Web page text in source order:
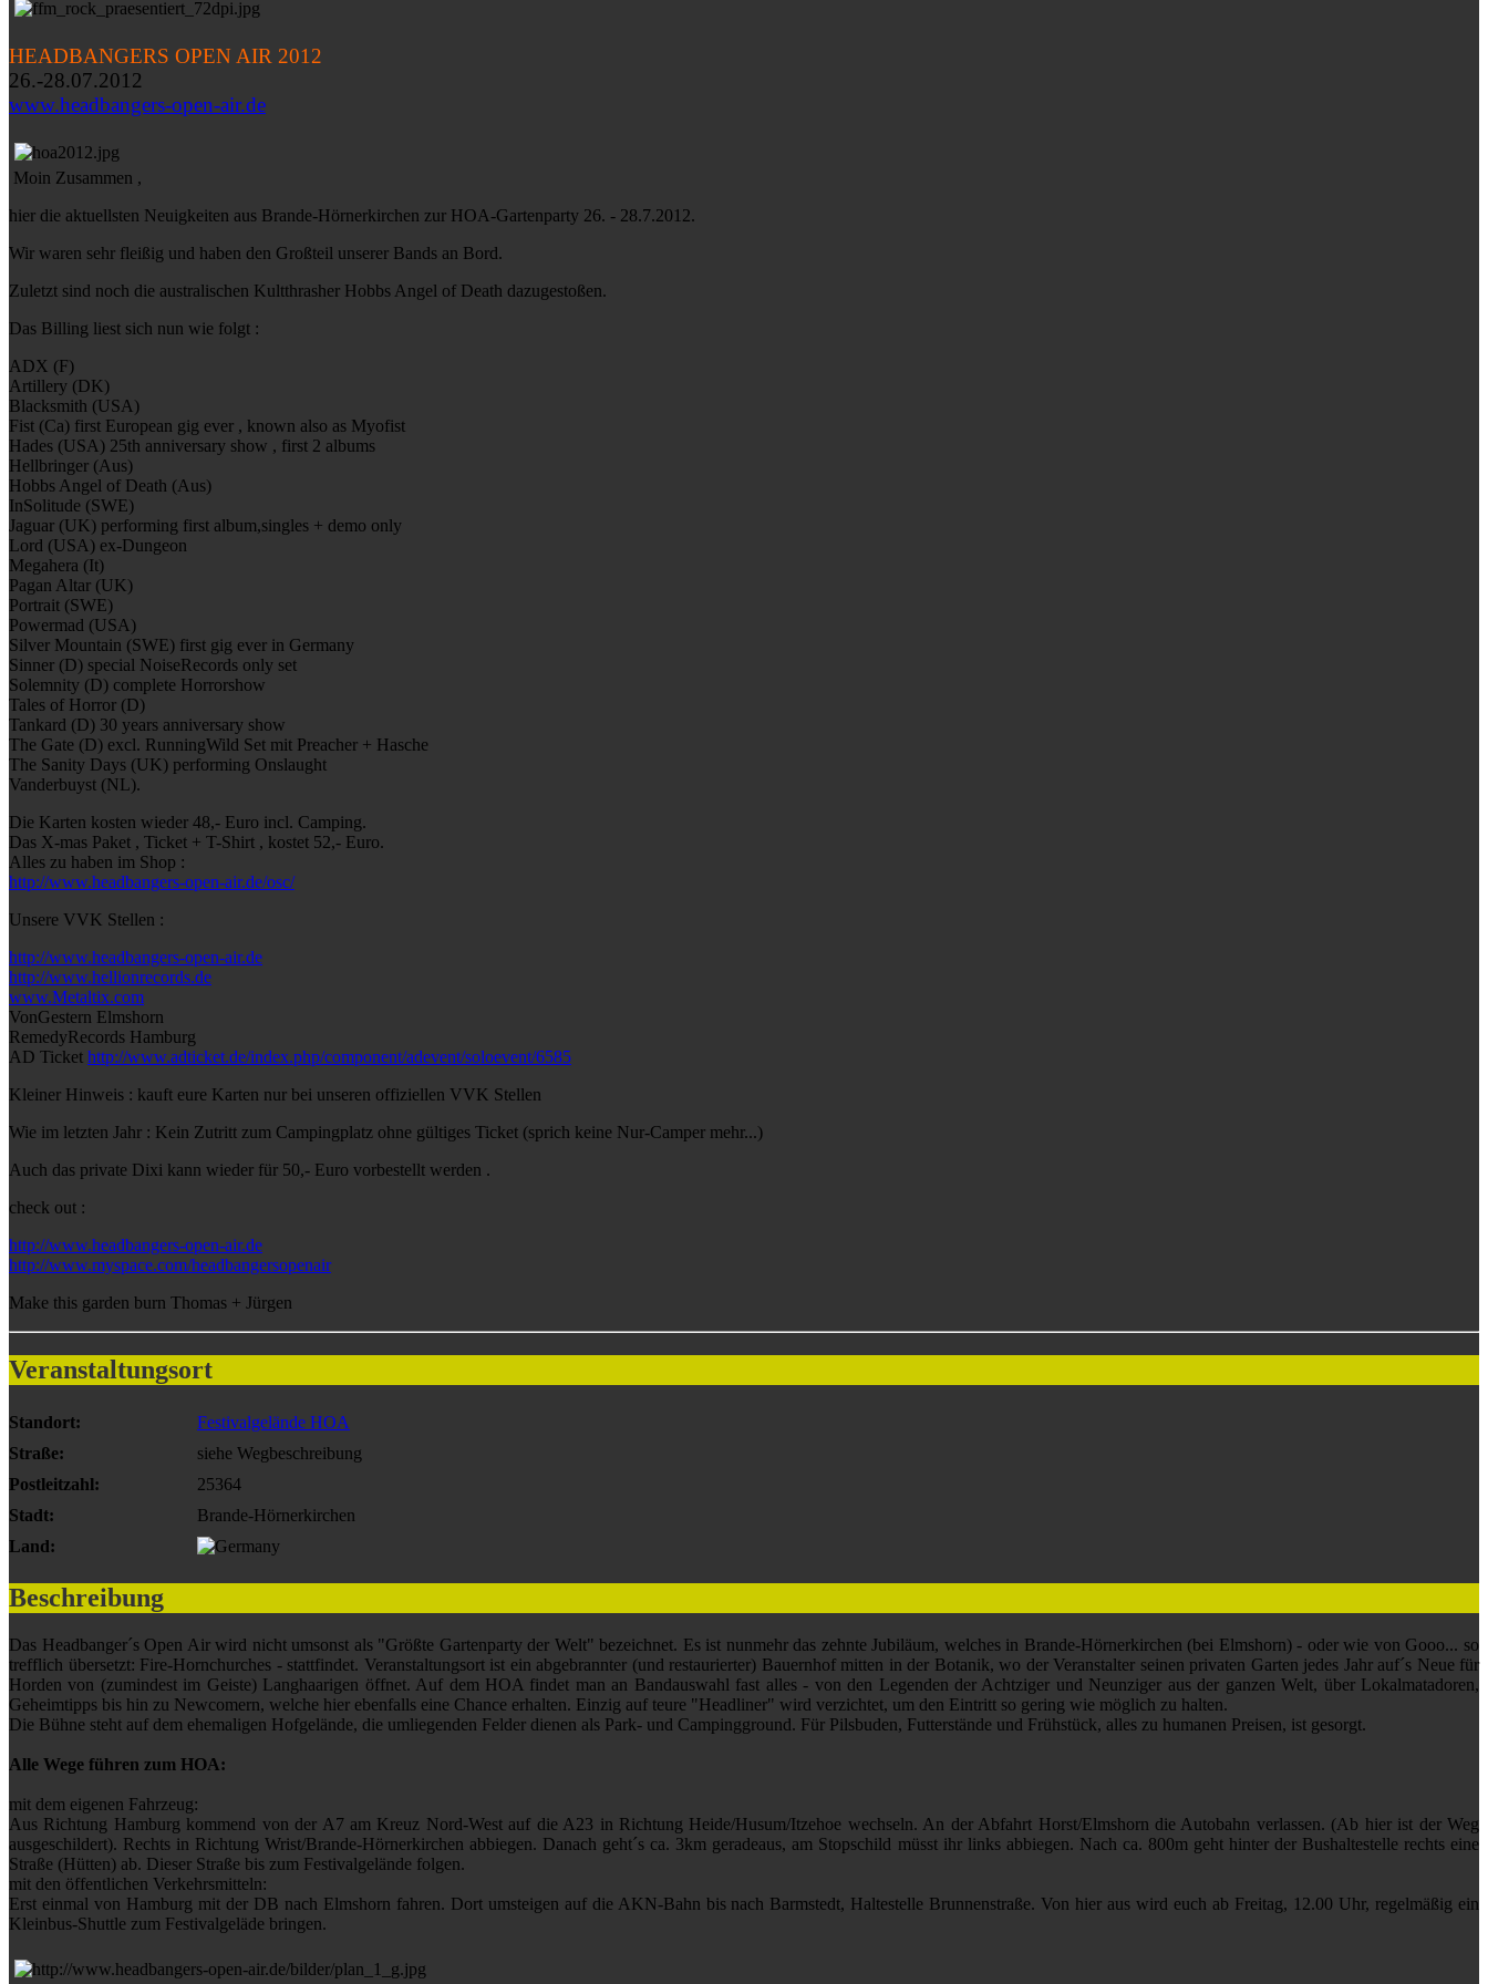
HEADBANGERS OPEN AIR 2012
26.-28.07.2012
www.headbangers-open-air.de
Moin Zusammen ,
hier die aktuellsten Neuigkeiten aus Brande-Hörnerkirchen zur HOA-Gartenparty 26. - 28.7.2012.
Wir waren sehr fleißig und haben den Großteil unserer Bands an Bord.
Zuletzt sind noch die australischen Kultthrasher Hobbs Angel of Death dazugestoßen.
Das Billing liest sich nun wie folgt :
ADX (F)
Artillery (DK)
Blacksmith (USA)
Fist (Ca) first European gig ever , known also as Myofist
Hades (USA) 25th anniversary show , first 2 albums
Hellbringer (Aus)
Hobbs Angel of Death (Aus)
InSolitude (SWE)
Jaguar (UK) performing first album,singles + demo only
Lord (USA) ex-Dungeon
Megahera (It)
Pagan Altar (UK)
Portrait (SWE)
Powermad (USA)
Silver Mountain (SWE) first gig ever in Germany
Sinner (D) special NoiseRecords only set
Solemnity (D) complete Horrorshow
Tales of Horror (D)
Tankard (D) 30 years anniversary show
The Gate (D) excl. RunningWild Set mit Preacher + Hasche
The Sanity Days (UK) performing Onslaught
Vanderbuyst (NL).
Die Karten kosten wieder 48,- Euro incl. Camping.
Das X-mas Paket , Ticket + T-Shirt , kostet 52,- Euro.
Alles zu haben im Shop :
http://www.headbangers-open-air.de/osc/
Unsere VVK Stellen :
http://www.headbangers-open-air.de
http://www.hellionrecords.de
www.Metaltix.com
VonGestern Elmshorn
RemedyRecords Hamburg
AD Ticket http://www.adticket.de/index.php/component/adevent/soloevent/6585
Kleiner Hinweis : kauft eure Karten nur bei unseren offiziellen VVK Stellen
Wie im letzten Jahr : Kein Zutritt zum Campingplatz ohne gültiges Ticket (sprich keine Nur-Camper mehr...)
Auch das private Dixi kann wieder für 50,- Euro vorbestellt werden .
check out :
http://www.headbangers-open-air.de
http://www.myspace.com/headbangersopenair
Make this garden burn Thomas + Jürgen
Veranstaltungsort
Standort:
Festivalgelände HOA
Straße:
siehe Wegbeschreibung
Postleitzahl:
25364
Stadt:
Brande-Hörnerkirchen
Land:
Beschreibung
Das Headbanger´s Open Air wird nicht umsonst als "Größte Gartenparty der Welt" bezeichnet. Es ist nunmehr das zehnte Jubiläum, welches in Brande-Hörnerkirchen (bei Elmshorn) - oder wie von Gooo... so
trefflich übersetzt: Fire-Hornchurches - stattfindet. Veranstaltungsort ist ein abgebrannter (und restaurierter) Bauernhof mitten in der Botanik, wo der Veranstalter seinen privaten Garten jedes Jahr auf´s Neue für
Horden von (zumindest im Geiste) Langhaarigen öffnet. Auf dem HOA findet man an Bandauswahl fast alles - von den Legenden der Achtziger und Neunziger aus der ganzen Welt, über Lokalmatadoren,
Geheimtipps bis hin zu Newcomern, welche hier ebenfalls eine Chance erhalten. Einzig auf teure "Headliner" wird verzichtet, um den Eintritt so gering wie möglich zu halten.
Die Bühne steht auf dem ehemaligen Hofgelände, die umliegenden Felder dienen als Park- und Campingground. Für Pilsbuden, Futterstände und Frühstück, alles zu humanen Preisen, ist gesorgt.
Alle Wege führen zum HOA:
mit dem eigenen Fahrzeug:
Aus Richtung Hamburg kommend von der A7 am Kreuz Nord-West auf die A23 in Richtung Heide/Husum/Itzehoe wechseln. An der Abfahrt Horst/Elmshorn die Autobahn verlassen. (Ab hier ist der Weg
ausgeschildert). Rechts in Richtung Wrist/Brande-Hörnerkirchen abbiegen. Danach geht´s ca. 3km geradeaus, am Stopschild müsst ihr links abbiegen. Nach ca. 800m geht hinter der Bushaltestelle rechts eine
Straße (Hütten) ab. Dieser Straße bis zum Festivalgelände folgen.
mit den öffentlichen Verkehrsmitteln:
Erst einmal von Hamburg mit der DB nach Elmshorn fahren. Dort umsteigen auf die AKN-Bahn bis nach Barmstedt, Haltestelle Brunnenstraße. Von hier aus wird euch ab Freitag, 12.00 Uhr, regelmäßig ein
Kleinbus-Shuttle zum Festivalgeläde bringen.